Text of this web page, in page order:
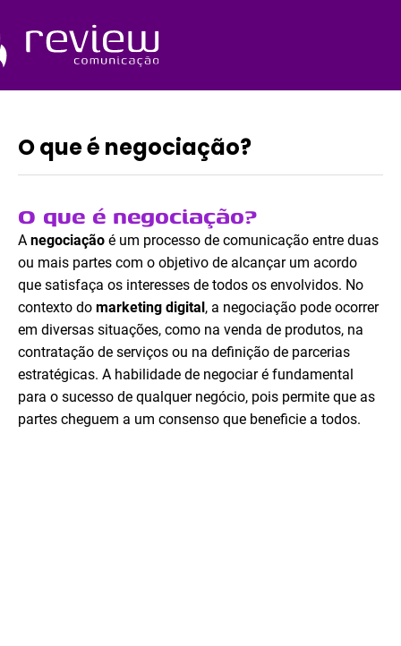
o
conteúdo
O que é negociação?
O que é negociação?
A negociação é um processo de comunicação entre duas
ou mais partes com o objetivo de alcançar um acordo
que satisfaça os interesses de todos os envolvidos. No
contexto do marketing digital , a negociação pode ocorrer
em diversas situações, como na venda de produtos, na
contratação de serviços ou na definição de parcerias
estratégicas. A habilidade de negociar é fundamental
para o sucesso de qualquer negócio, pois permite que as
partes cheguem a um consenso que beneficie a todos.